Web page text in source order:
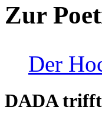
Zur
Der
DADA